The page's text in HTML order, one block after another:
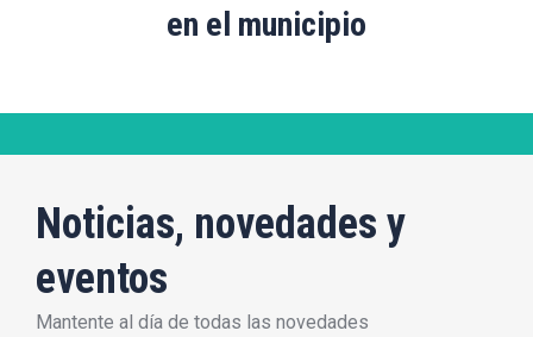
en el municipio
Noticias, novedades y
eventos
Mantente al día de todas las novedades